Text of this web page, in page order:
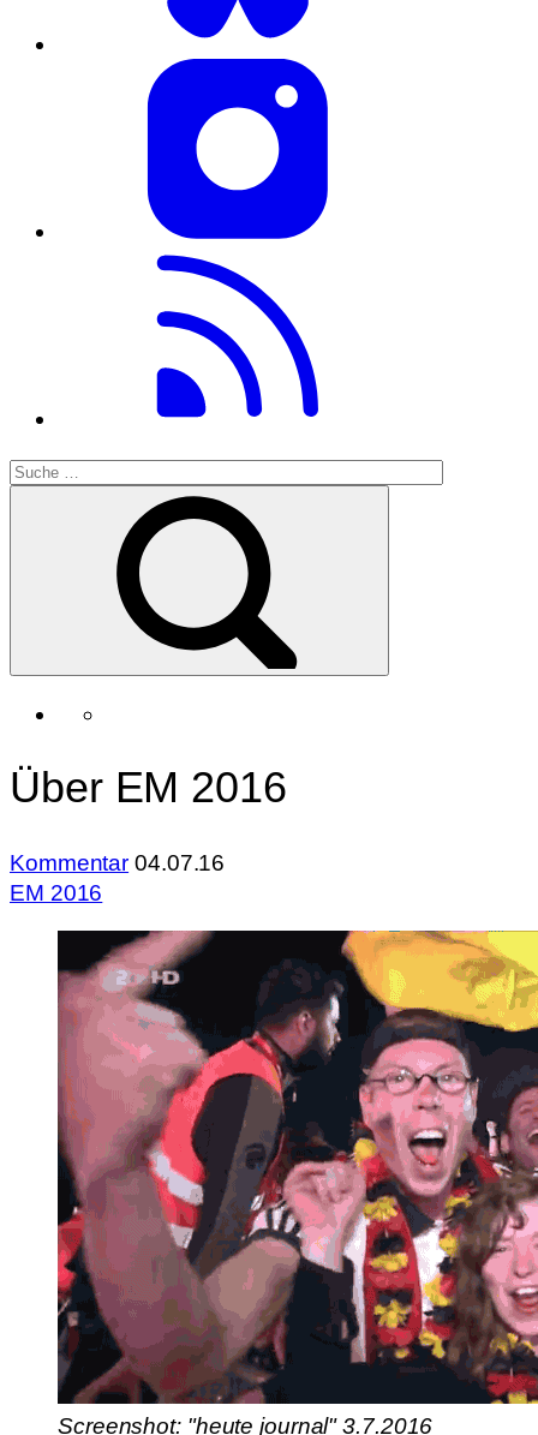
Über EM 2016
Kommentar 04.07.16
EM 2016
Screenshot: "heute journal" 3.7.2016